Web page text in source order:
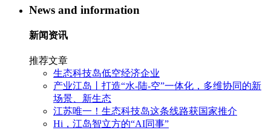
News and information
新闻资讯
推荐文章
生态科技岛低空经济企业
产业江岛丨打造“水-陆-空”一体化，多维协同的新
场景、新生态
江苏唯一！生态科技岛这条线路获国家推介
Hi，江岛智立方的“AI同事”